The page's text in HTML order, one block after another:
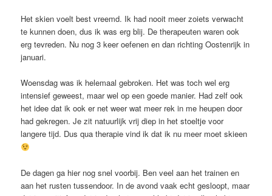
Het skien voelt best vreemd. Ik had nooit meer zoiets verwacht
te kunnen doen, dus ik was erg blij. De therapeuten waren ook
erg tevreden. Nu nog 3 keer oefenen en dan richting Oostenrijk in
januari.
Woensdag was ik helemaal gebroken. Het was toch wel erg
intensief geweest, maar wel op een goede manier. Had zelf ook
het idee dat ik ook er net weer wat meer rek in me heupen door
had gekregen. Je zit natuurlijk vrij diep in het stoeltje voor
langere tijd. Dus qua therapie vind ik dat ik nu meer moet skieen
De dagen ga hier nog snel voorbij. Ben veel aan het trainen en
aan het rusten tussendoor. In de avond vaak echt gesloopt, maar